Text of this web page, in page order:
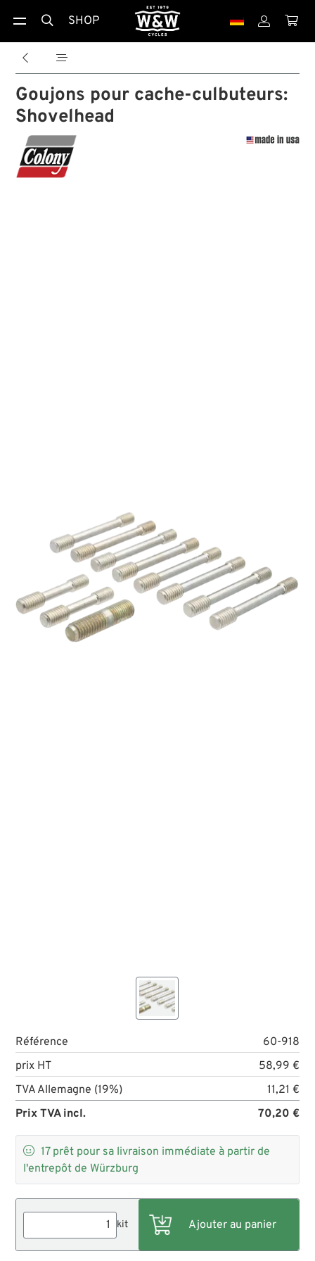
 SHOP  
 
Goujons pour cache-culbuteurs:
Shovelhead
Référence
60-918
prix HT
58,99 €
TVA Allemagne (19%)
11,21 €
Prix TVA incl.
70,20 €
 17 prêt pour sa livraison immédiate à partir de
l'entrepôt de Würzburg
kit